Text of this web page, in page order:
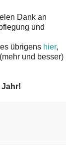
Dank an
und
übrigens hier,
und besser)
Jahr!